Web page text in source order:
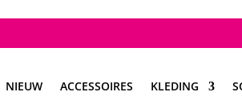
NIEUW ACCESSOIRES KLEDING